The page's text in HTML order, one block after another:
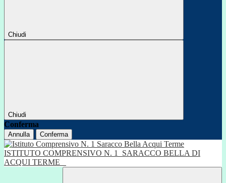
Chiudi
Chiudi
Conferma
Annulla Conferma
ISTITUTO COMPRENSIVO N. 1
SARACCO BELLA DI
ACQUI TERME